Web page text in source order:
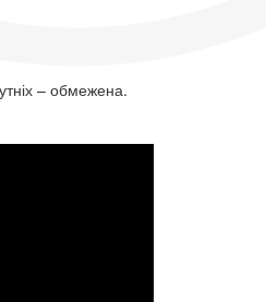
– обмежена.